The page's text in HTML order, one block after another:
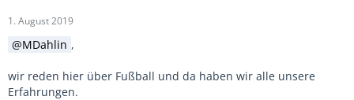
1. August 2019
MDahlin ,
wir reden hier über Fußball und da haben wir alle unsere
Erfahrungen.